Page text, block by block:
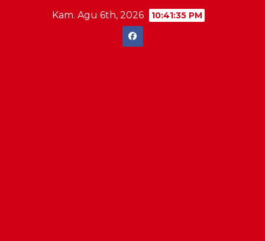
Kam. Agu 6th, 2026 10:41:36 PM